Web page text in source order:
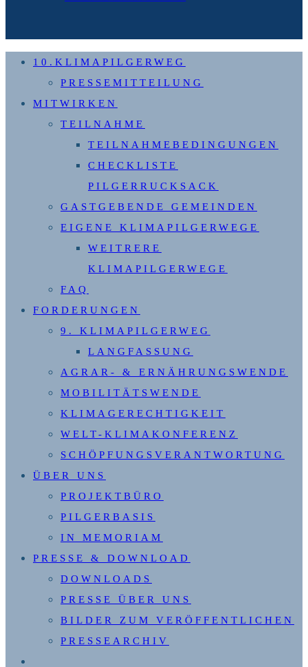
10.KLIMAPILGERWEG
PRESSEMITTEILUNG
MITWIRKEN
TEILNAHME
TEILNAHMEBEDINGUNGEN
CHECKLISTE
PILGERRUCKSACK
GASTGEBENDE GEMEINDEN
EIGENE KLIMAPILGERWEGE
WEITRERE
KLIMAPILGERWEGE
FAQ
FORDERUNGEN
9. KLIMAPILGERWEG
LANGFASSUNG
AGRAR- & ERNÄHRUNGSWENDE
MOBILITÄTSWENDE
KLIMAGERECHTIGKEIT
WELT-KLIMAKONFERENZ
SCHÖPFUNGSVERANTWORTUNG
ÜBER UNS
PROJEKTBÜRO
PILGERBASIS
IN MEMORIAM
PRESSE & DOWNLOAD
DOWNLOADS
PRESSE ÜBER UNS
BILDER ZUM VERÖFFENTLICHEN
PRESSEARCHIV